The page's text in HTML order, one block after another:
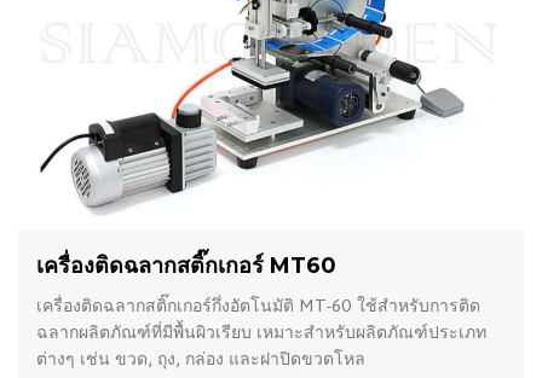
เครื่องติดฉลากสติ๊กเกอร์ MT60
เครื่องติดฉลากสติ๊กเกอร์กึ่งอัตโนมัติ MT-60 ใช้สำหรับการติด
ฉลากผลิตภัณฑ์ที่มีพื้นผิวเรียบ เหมาะสำหรับผลิตภัณฑ์ประเภท
ต่างๆ เช่น ขวด, ถุง, กล่อง และฝาปิดขวดโหล